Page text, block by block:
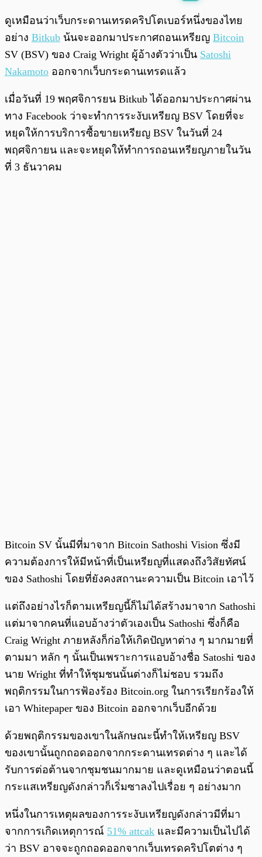
พร้อมเล่น 0:00 0:00
ดูเหมือนว่าเว็บกระดานเทรดคริปโตเบอร์หนึ่งของไทย
อย่าง Bitkub น้นจะออกมาประกาศถอนเหรียญ Bitcoin
SV (BSV) ของ Craig Wright ผู้อ้างตัวว่าเป็น Satoshi
Nakamoto ออกจากเว็บกระดานเทรดแล้ว
เมื่อวันที่ 19 พฤศจิการยน Bitkub ได้ออกมาประกาศผ่าน
ทาง Facebook ว่าจะทำการระงับเหรียญ BSV โดยที่จะ
หยุดให้การบริการซื้อขายเหรียญ BSV ในวันที่ 24
พฤศจิกายน และจะหยุดให้ทำการถอนเหรียญภายในวัน
ที่ 3 ธันวาคม
Bitcoin SV นั้นมีที่มาจาก Bitcoin Sathoshi Vision ซึ่งมี
ความต้องการให้มีหน้าที่เป็นเหรียญที่แสดงถึงวิสัยทัศน์
ของ Sathoshi โดยที่ยังคงสถานะความเป็น Bitcoin เอาไว้
แต่ถึงอย่างไรก็ตามเหรียญนี้ก็ไม่ได้สร้างมาจาก Sathoshi
แต่มาจากคนที่แอบอ้างว่าตัวเองเป็น Sathoshi ซึ่งก็คือ
Craig Wright ภายหลังก็ก่อให้เกิดปัญหาต่าง ๆ มากมายที่
ตามมา หลัก ๆ นั้นเป็นเพราะการแอบอ้างชื่อ Satoshi ของ
นาย Wright ที่ทำให้ชุมชนนั้นต่างก็ไม่ชอบ รวมถึง
พฤติกรรมในการฟ้องร้อง Bitcoin.org ในการเรียกร้องให้
เอา Whitepaper ของ Bitcoin ออกจากเว็บอีกด้วย
ด้วยพฤติกรรมของเขาในลักษณะนี้ทำให้เหรียญ BSV
ของเขานั้นถูกถอดออกจากกระดานเทรดต่าง ๆ และได้
รับการต่อต้านจากชุมชนมากมาย และดูเหมือนว่าตอนนี้
กระแสเหรียญดังกล่าวก็เริ่มซาลงไปเรื่อย ๆ อย่างมาก
หนึ่งในการเหตุผลของการระงับเหรียญดังกล่าวมีที่มา
จากการเกิดเหตุการณ์ 51% attcak และมีความเป็นไปได้
ว่า BSV อาจจะถูกถอดออกจากเว็บเทรดคริปโตต่าง ๆ